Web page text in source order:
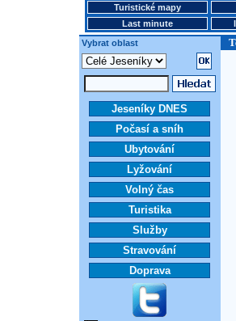
Turistické mapy
Last minute
Vybrat oblast
Jeseníky DNES
Počasí a sníh
Ubytování
Lyžování
Volný čas
Turistika
Služby
Stravování
Doprava